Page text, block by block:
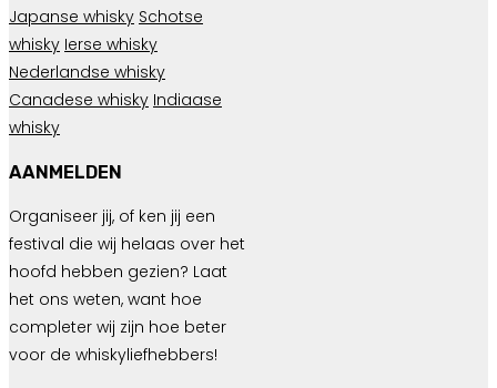
Japanse whisky Schotse
whisky Ierse whisky
Nederlandse whisky
Canadese whisky Indiaase
whisky
AANMELDEN
Organiseer jij, of ken jij een
festival die wij helaas over het
hoofd hebben gezien? Laat
het ons weten, want hoe
completer wij zijn hoe beter
voor de whiskyliefhebbers!